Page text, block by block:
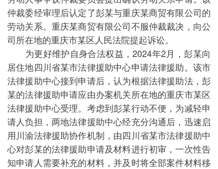
仲裁委经审理后认定了彭某与重庆某商贸有限公司的
劳动关系。重庆某商贸有限公司不服仲裁裁决，向公
司所在地的重庆市某区人民法院提起诉讼。
为更好维护自身合法权益，2024年2月，彭某向
居住地四川省某市法律援助中心申请法律援助。该市
法律援助中心接到申请后，认为根据法律援助法，彭
某的法律援助申请应由办案机关所在地的重庆市某区
法律援助中心受理。考虑到彭某行动不便，为减轻申
请人负担，两地法律援助中心经充分沟通后，迅速启
用川渝法律援助协作机制，由四川省某市法律援助中
心对彭某的法律援助申请及材料进行初审，一次性告
知申请人需要补充的材料，并及时将全部案件材料移